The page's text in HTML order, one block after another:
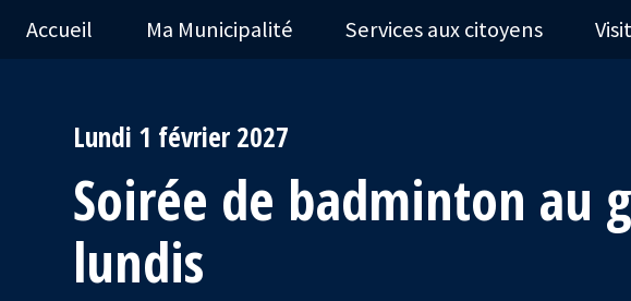
Accueil Ma Municipalité Services aux citoyens
Lundi 1 février 2027
Soirée de badminton au
lundis